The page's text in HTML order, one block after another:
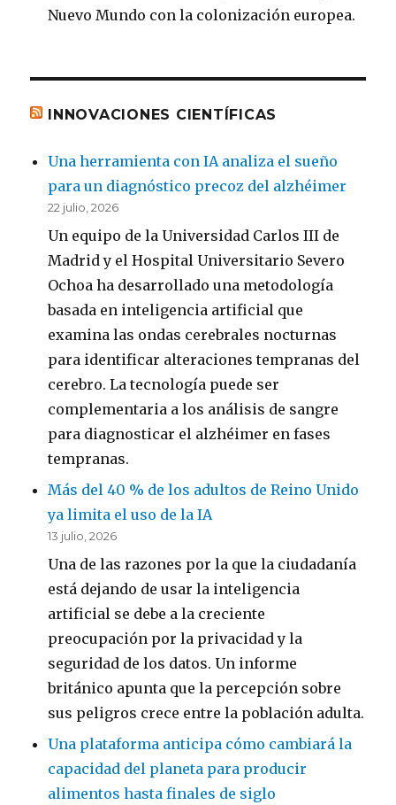
Nuevo Mundo con la colonización europea.
INNOVACIONES CIENTÍFICAS
Una herramienta con IA analiza el sueño
para un diagnóstico precoz del alzhéimer
22 julio, 2026
Un equipo de la Universidad Carlos III de
Madrid y el Hospital Universitario Severo
Ochoa ha desarrollado una metodología
basada en inteligencia artificial que
examina las ondas cerebrales nocturnas
para identificar alteraciones tempranas del
cerebro. La tecnología puede ser
complementaria a los análisis de sangre
para diagnosticar el alzhéimer en fases
tempranas.
Más del 40 % de los adultos de Reino Unido
ya limita el uso de la IA
13 julio, 2026
Una de las razones por la que la ciudadanía
está dejando de usar la inteligencia
artificial se debe a la creciente
preocupación por la privacidad y la
seguridad de los datos. Un informe
británico apunta que la percepción sobre
sus peligros crece entre la población adulta.
Una plataforma anticipa cómo cambiará la
capacidad del planeta para producir
alimentos hasta finales de siglo